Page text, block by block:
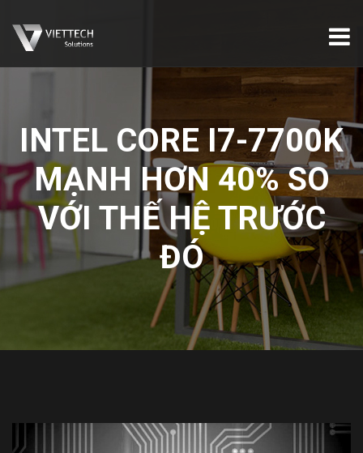
INTEL CORE I7-7700K
MẠNH HƠN 40% SO
VỚI THẾ HỆ TRƯỚC
ĐÓ